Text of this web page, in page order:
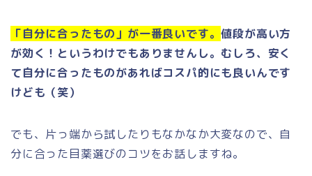
「自分に合ったもの」が一番良いです。値段が高い方
が効く！というわけでもありませんし。むしろ、安く
て自分に合ったものがあればコスパ的にも良いんです
けども（笑）
でも、片っ端から試したりもなかなか大変なので、自
分に合った目薬選びのコツをお話しますね。